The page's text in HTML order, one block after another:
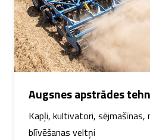
Augsnes apstrādes
Kapļi, kultivatori, sējmašīnas,
blīvēšanas veltņi